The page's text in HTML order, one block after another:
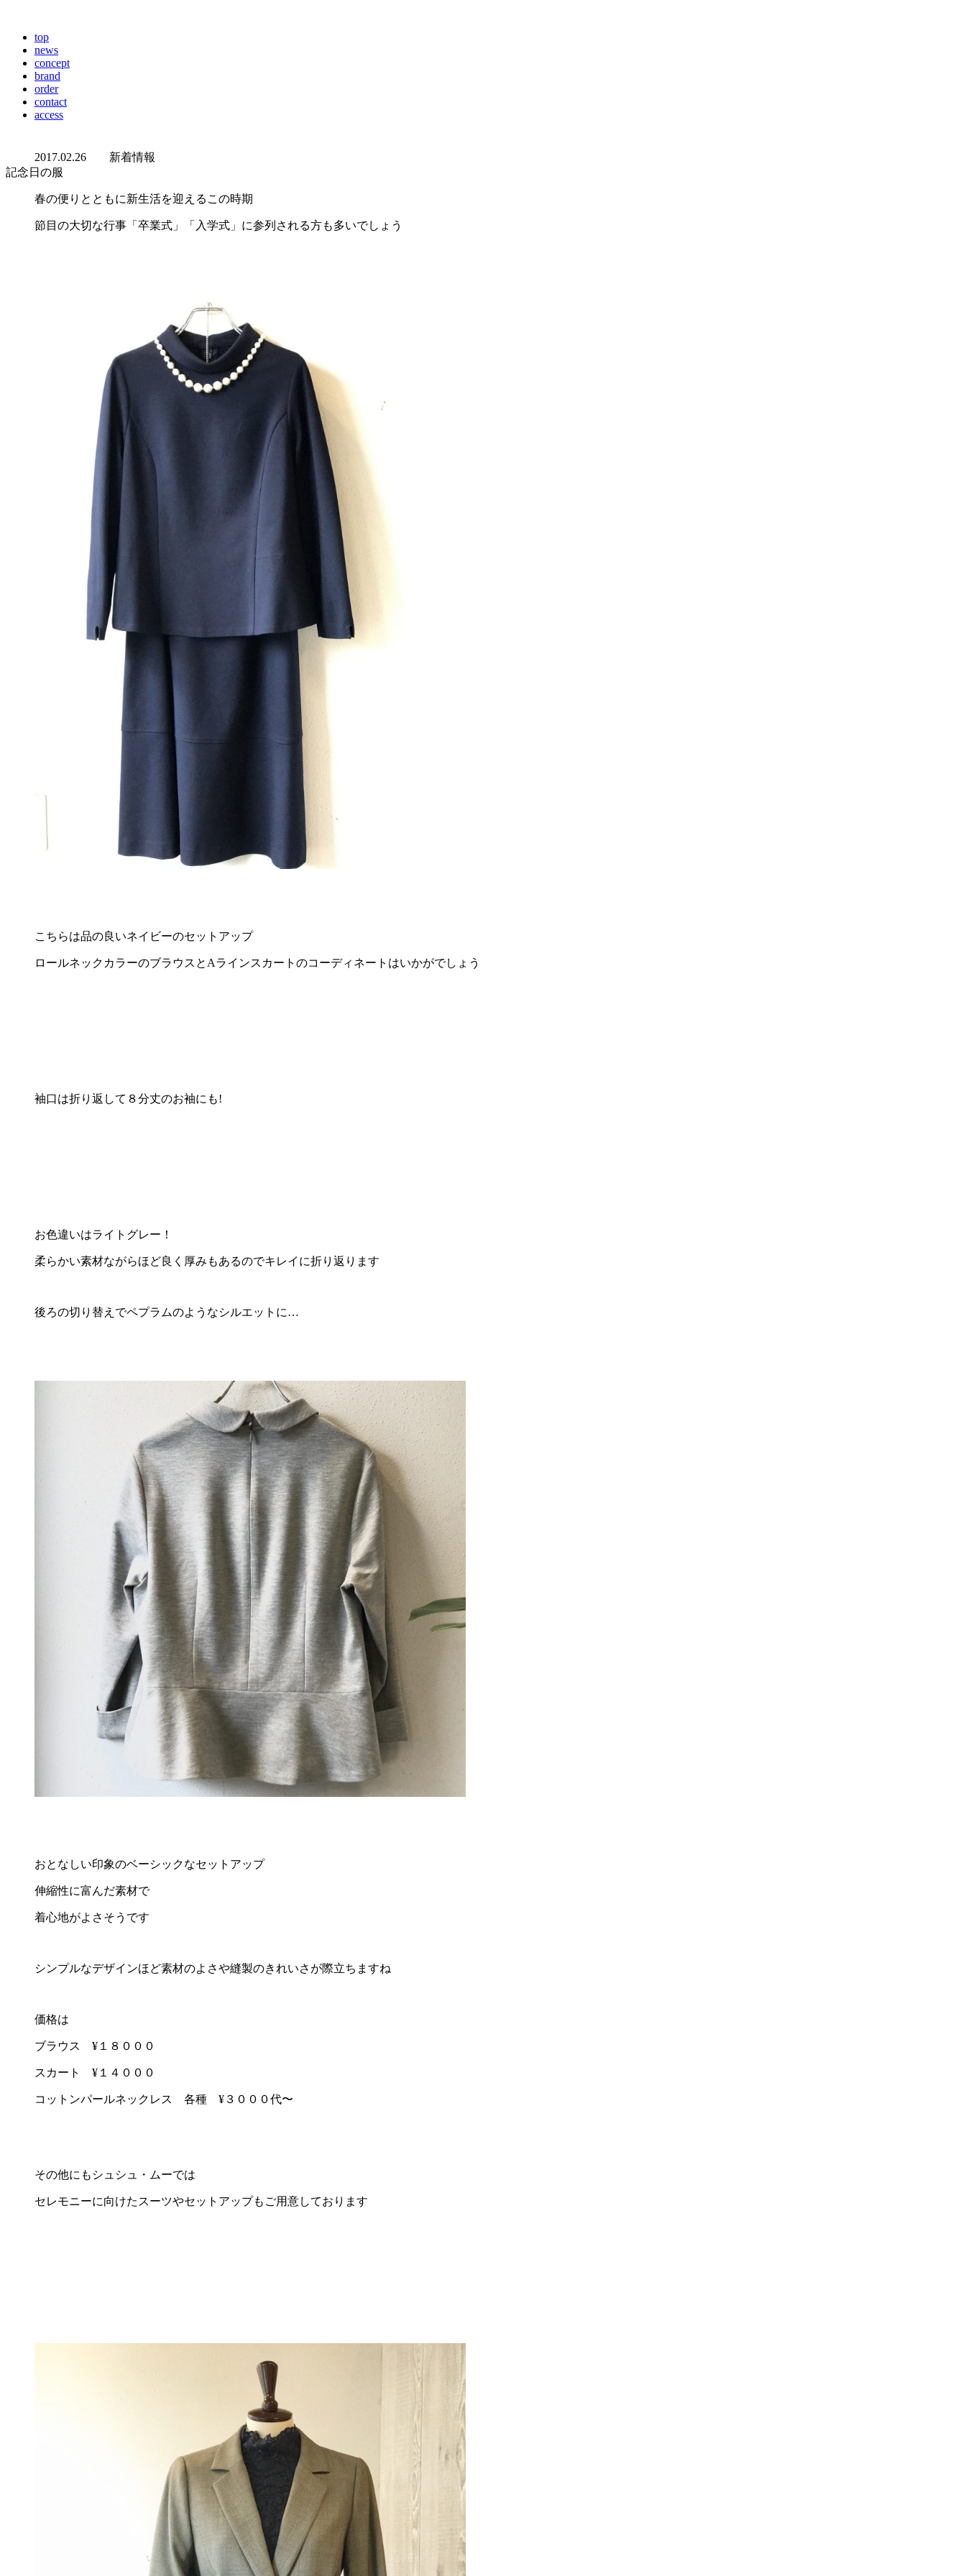
top
news
concept
brand
order
contact
access
2017.02.26 新着情報
記念日の服
春の便りとともに新生活を迎えるこの時期
節目の大切な行事「卒業式」「入学式」に参列される方も多いでしょう
こちらは品の良いネイビーのセットアップ
ロールネックカラーのブラウスとAラインスカートのコーディネートはいかがでしょう
袖口は折り返して８分丈のお袖にも!
お色違いはライトグレー！
柔らかい素材ながらほど良く厚みもあるのでキレイに折り返ります
後ろの切り替えでペプラムのようなシルエットに…
おとなしい印象のベーシックなセットアップ
伸縮性に富んだ素材で
着心地がよさそうです
シンプルなデザインほど素材のよさや縫製のきれいさが際立ちますね
価格は
ブラウス ¥１８０００
スカート ¥１４０００
コットンパールネックレス 各種 ¥３０００代〜
その他にもシュシュ・ムーでは
セレモニーに向けたスーツやセットアップもご用意しております